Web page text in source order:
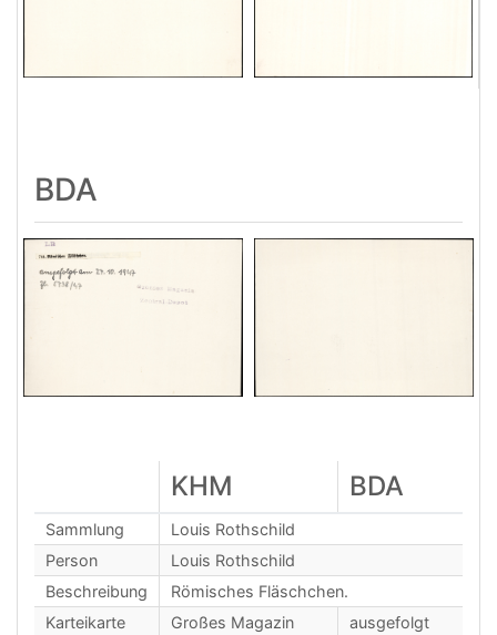
BDA
KHM BDA
Sammlung
Louis Rothschild
Person
Louis Rothschild
Beschreibung
Römisches Fläschchen.
Karteikarte
Großes Magazin
ausgefolgt